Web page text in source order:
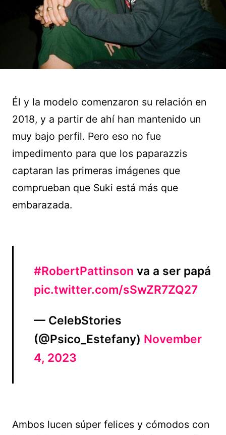
Él y la modelo comenzaron su relación en
2018, y a partir de ahí han mantenido un
muy bajo perfil. Pero eso no fue
impedimento para que los paparazzis
captaran las primeras imágenes que
comprueban que Suki está más que
embarazada.
#RobertPattinson va a ser papá
pic.twitter.com/sSwZR7ZQ27
— CelebStories
(@Psico_Estefany) November
4, 2023
Ambos lucen súper felices y cómodos con